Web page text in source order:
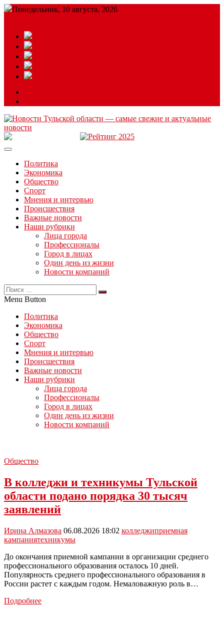
Понедельник, 10 августа, 2026
Читайте последние новости дня в Тульской области на сайте
Политика
Экономика
Общество
Спорт
Мнения и интервью
Происшествия
Важные новости
Наши рубрики
Лица города
Профессионалы
Город в лицах
Один день из жизни
Новости компаний
Menu Button
Политика
Экономика
Общество
Спорт
Мнения и интервью
Происшествия
Важные новости
Наши рубрики
Лица города
Профессионалы
Город в лицах
Один день из жизни
Новости компаний
Общество
В колледжи и техникумы Тульской
области подано порядка 30 тысяч
заявлений
Ирина Алмазова 06.08.2026 18:02 колледжиприемная
кампаниятехникумы
До окончания приемной кампании в организации среднего
профессионального образования осталось 10 дней.
Популярность среднего профессионального образования в
России растет с каждым годом. Немаловажную роль в…
ПодробнееВ